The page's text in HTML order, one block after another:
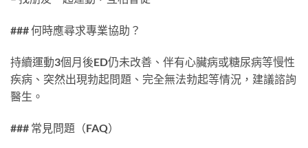
### 何時應尋求專業協助？
持續運動3個月後ED仍未改善、伴有心臟病或糖尿病等慢性
疾病、突然出現勃起問題、完全無法勃起等情況，建議諮詢
醫生。
### 常見問題（FAQ）